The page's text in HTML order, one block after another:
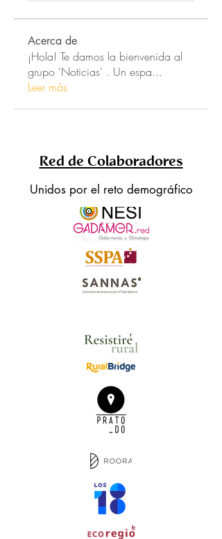
Acerca de
¡Hola! Te damos la bienvenida al
grupo 'Noticias' . Un espa...
Leer más
Red de Colaboradores
Unidos por el reto demográfico